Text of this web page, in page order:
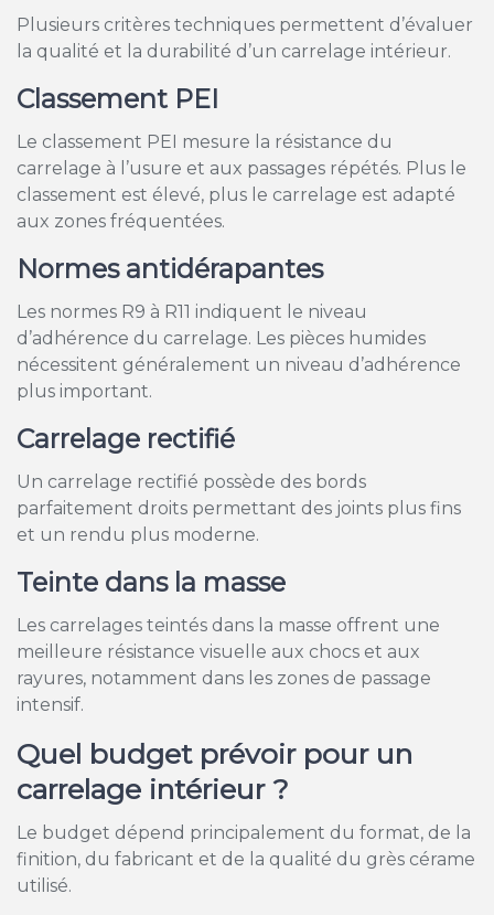
Plusieurs critères techniques permettent d’évaluer
la qualité et la durabilité d’un carrelage intérieur.
Classement PEI
Le classement PEI mesure la résistance du
carrelage à l’usure et aux passages répétés. Plus le
classement est élevé, plus le carrelage est adapté
aux zones fréquentées.
Normes antidérapantes
Les normes R9 à R11 indiquent le niveau
d’adhérence du carrelage. Les pièces humides
nécessitent généralement un niveau d’adhérence
plus important.
Carrelage rectifié
Un carrelage rectifié possède des bords
parfaitement droits permettant des joints plus fins
et un rendu plus moderne.
Teinte dans la masse
Les carrelages teintés dans la masse offrent une
meilleure résistance visuelle aux chocs et aux
rayures, notamment dans les zones de passage
intensif.
Quel budget prévoir pour un
carrelage intérieur ?
Le budget dépend principalement du format, de la
finition, du fabricant et de la qualité du grès cérame
utilisé.